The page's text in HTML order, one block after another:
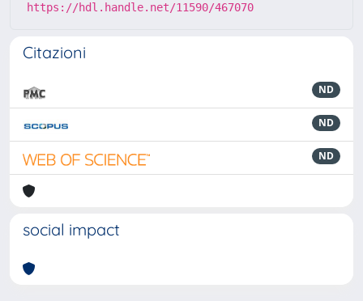
https://hdl.handle.net/11590/467070
Citazioni
ND
ND
ND
social impact